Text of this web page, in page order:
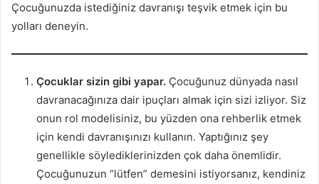
Çocuğunuzda istediğiniz davranışı teşvik etmek için bu
yolları deneyin.
Çocuklar sizin gibi yapar. Çocuğunuz dünyada nasıl
davranacağınıza dair ipuçları almak için sizi izliyor. Siz
onun rol modelisiniz, bu yüzden ona rehberlik etmek
için kendi davranışınızı kullanın. Yaptığınız şey
genellikle söylediklerinizden çok daha önemlidir.
Çocuğunuzun “lütfen” demesini istiyorsanız, kendiniz